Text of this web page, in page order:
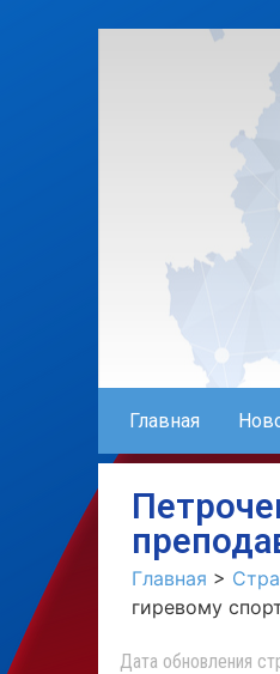
Главная
Главная >
гиревому
Дата обновления